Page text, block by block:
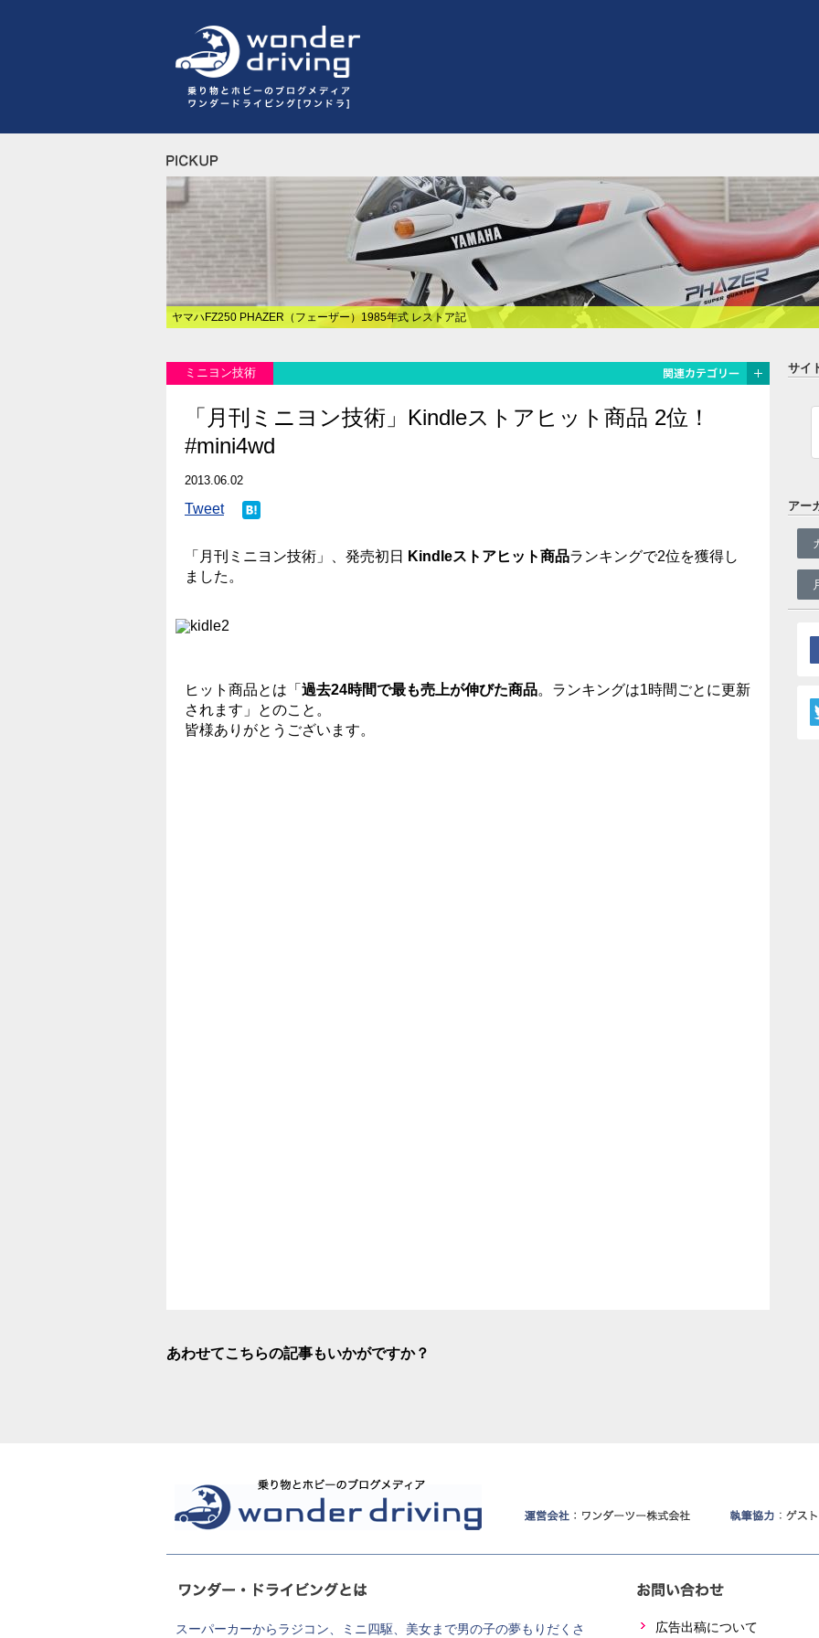
ヤマハFZ250 PHAZER（フェーザー）1985年式 レストア記
ミニヨン技術
「月刊ミニヨン技術」Kindleストアヒット商品 2位！
#mini4wd
2013.06.02
Tweet
「月刊ミニヨン技術」、発売初日 Kindleストアヒット商品ランキングで2位を獲得し
ました。
ヒット商品とは「 過去24時間で最も売上が伸びた商品。ランキングは1時間ごとに更新
されます」とのこと。
皆様ありがとうございます。
あわせてこちらの記事もいかがですか？
サイ
アー
スーパーカーからラジコン、ミニ四駆、美女まで男の子の夢もりだくさ 広告出稿について